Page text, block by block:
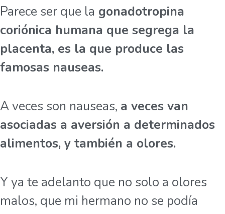
Parece ser que la gonadotropina
coriónica humana que segrega la
placenta, es la que produce las
famosas nauseas.
A veces son nauseas, a veces van
asociadas a aversión a determinados
alimentos, y también a olores.
Y ya te adelanto que no solo a olores
malos, que mi hermano no se podía